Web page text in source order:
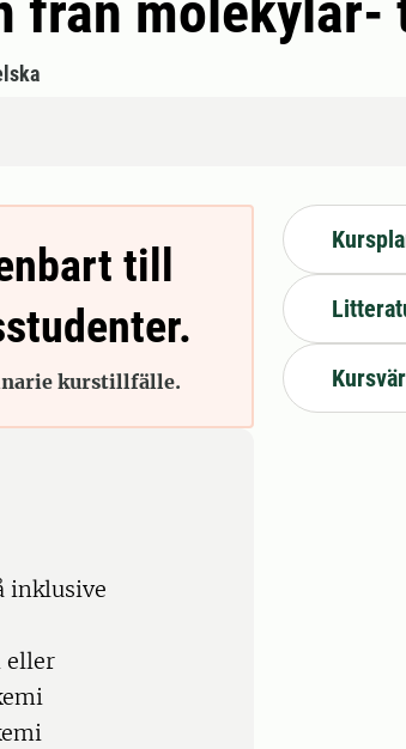
till
kurstillfälle.
inklusive
eller